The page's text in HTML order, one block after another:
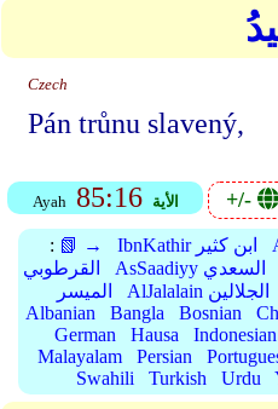
Czech
Pán trůnu slavený,
Ayah 85:16 الأية +/-
: 📗 → IbnKathir ابن كثير
القرطوبي
AsSaadiyy السعدي
الميسر
AlJalalain الجلالين
Albanian
Bangla Bosnian
German
Hausa Indonesian
Malayalam
Persian
Swahili
Turkish Urdu